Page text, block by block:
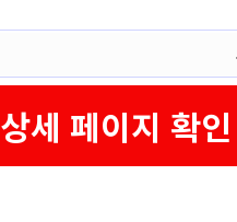
상세 페이지 확인